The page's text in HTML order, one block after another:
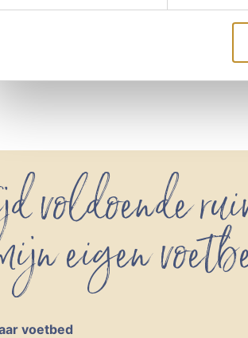
eigen
voetbed